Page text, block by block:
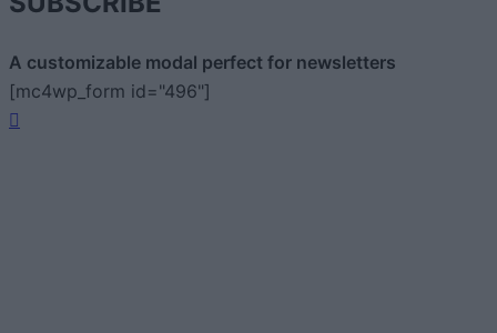
A customizable modal perfect for newsletters
[mc4wp_form id="496"]